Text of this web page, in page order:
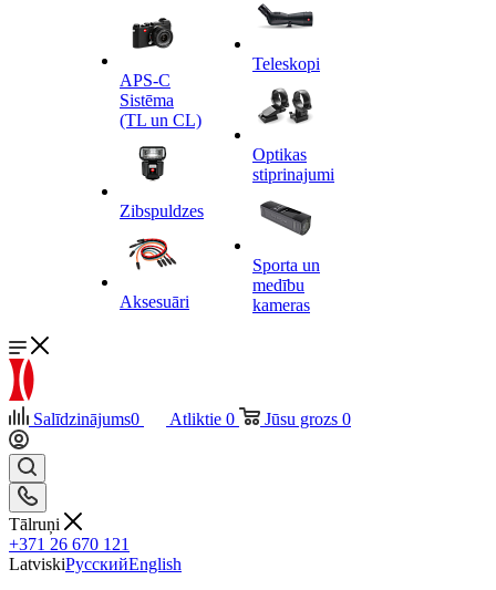
APS-C
Sistēma
(TL un CL)
Zibspuldzes
Aksesuāri
Teleskopi
Optikas
stiprinajumi
Sporta un
medību
kameras
Salīdzinājums0 Atliktie 0 Jūsu grozs 0
Tālruņi
+371 26 670 121
LatviskiРусскийEnglish